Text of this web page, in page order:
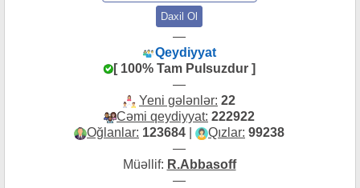
—
Qeydiyyat
[ 100% Tam Pulsuzdur ]
—
Yeni gələnlər: 22
Cəmi qeydiyyat: 222922
Oğlanlar: 123684 Qızlar: 99238
—
Müəllif: R.Abbasoff
—